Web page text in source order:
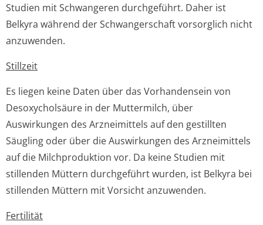
Studien mit Schwangeren durchgeführt. Daher ist
Belkyra während der Schwangerschaft vorsorglich nicht
anzuwenden.
Stillzeit
Es liegen keine Daten über das Vorhandensein von
Desoxycholsäure in der Muttermilch, über
Auswirkungen des Arzneimittels auf den gestillten
Säugling oder über die Auswirkungen des Arzneimittels
auf die Milchproduktion vor. Da keine Studien mit
stillenden Müttern durchgeführt wurden, ist Belkyra bei
stillenden Müttern mit Vorsicht anzuwenden.
Fertilität